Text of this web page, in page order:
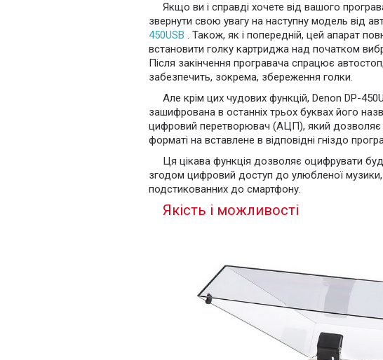
Якщо ви і справді хочете від вашого
звернути свою увагу на наступну модель від
450USB . Також, як і попередній, цей апарат
встановити голку картриджа над початком
Після закінчення програвача спрацює
забезпечить, зокрема, збереження голки.
Але крім цих чудових функцій, Denon DP-
зашифрована в останніх трьох буквах його
цифровий перетворювач (АЦП), який дозволяє
форматі на вставлене в відповідні гніздо
Ця цікава функція дозволяє оцифрувати
згодом цифровий доступ до улюбленої
подстикованних до смартфону.
Якість і можливості